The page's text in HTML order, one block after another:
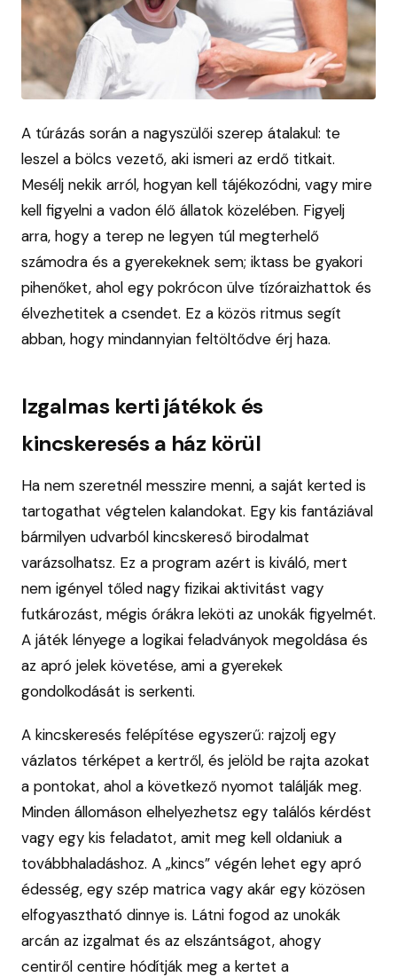
A túrázás során a nagyszülői szerep átalakul: te
leszel a bölcs vezető, aki ismeri az erdő titkait.
Mesélj nekik arról, hogyan kell tájékozódni, vagy mire
kell figyelni a vadon élő állatok közelében. Figyelj
arra, hogy a terep ne legyen túl megterhelő
számodra és a gyerekeknek sem; iktass be gyakori
pihenőket, ahol egy pokrócon ülve tízóraizhattok és
élvezhetitek a csendet. Ez a közös ritmus segít
abban, hogy mindannyian feltöltődve érj haza.
Izgalmas kerti játékok és
kincskeresés a ház körül
Ha nem szeretnél messzire menni, a saját kerted is
tartogathat végtelen kalandokat. Egy kis fantáziával
bármilyen udvarból kincskereső birodalmat
varázsolhatsz. Ez a program azért is kiváló, mert
nem igényel tőled nagy fizikai aktivitást vagy
futkározást, mégis órákra leköti az unokák figyelmét.
A játék lényege a logikai feladványok megoldása és
az apró jelek követése, ami a gyerekek
gondolkodását is serkenti.
A kincskeresés felépítése egyszerű: rajzolj egy
vázlatos térképet a kertről, és jelöld be rajta azokat
a pontokat, ahol a következő nyomot találják meg.
Minden állomáson elhelyezhetsz egy találós kérdést
vagy egy kis feladatot, amit meg kell oldaniuk a
továbbhaladáshoz. A „kincs” végén lehet egy apró
édesség, egy szép matrica vagy akár egy közösen
elfogyasztható dinnye is. Látni fogod az unokák
arcán az izgalmat és az elszántságot, ahogy
centiről centire hódítják meg a kertet a